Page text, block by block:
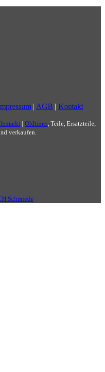
| AGB | Kontakt
| Oldtimer, Teile, Ersatzteile,
verkaufen.
Schmiede